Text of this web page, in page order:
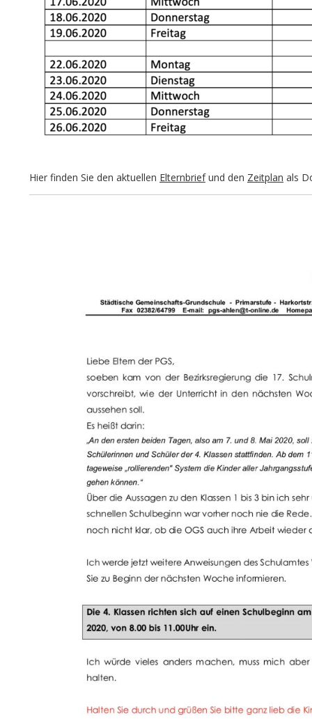
Hier finden Sie den aktuellen Elternbriefund den Zeitplan als